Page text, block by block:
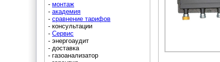
- монтаж
- академия
- сравнение тарифов
- консультации
- Сервис
- энергоаудит
- доставка
- газоанализатор